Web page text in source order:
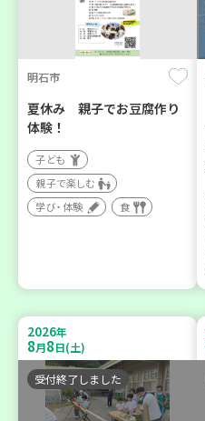
明石市
夏休み 親子でお豆腐作り
体験！
子ども
親子で楽しむ
学び・体験
食
2026年
8月8日(土)
受付終了しました